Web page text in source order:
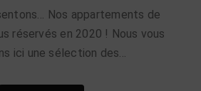
Nos appartements de
réservés en 2020 ! Nous vous
ici une sélection des…